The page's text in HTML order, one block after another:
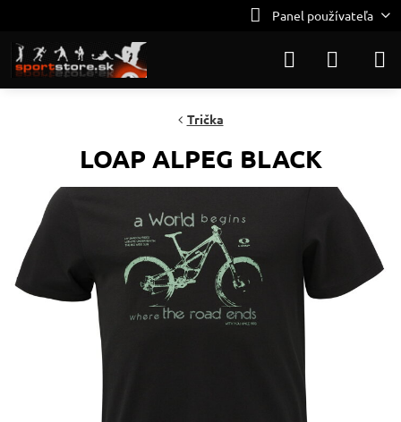
Panel používateľa
Trička
LOAP ALPEG BLACK